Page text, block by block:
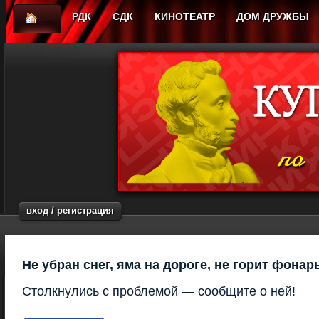
РДК СДК КИНОТЕАТР ДОМ ДРУЖБЫ
вход / регистрация
Не убран снег, яма на дороге, не горит
Столкнулись с проблемой — сообщите о ней!